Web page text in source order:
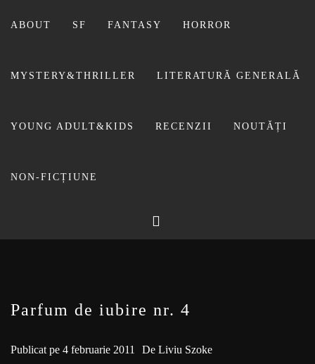
ABOUT SF FANTASY HORROR
MYSTERY&THRILLER LITERATURĂ GENERALĂ
YOUNG ADULT&KIDS RECENZII NOUTĂȚI
NON-FICȚIUNE
LIVIU
Parfum de iubire nr. 4
Publicat pe 4 februarie 2011 De Liviu Szoke